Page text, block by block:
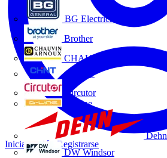
BG Electrical
Brother
CHAUVIN ARNOUX
CHINT
Circutor
D-Line
Dehn
DW Windsor
Iniciar sesión Registrarse